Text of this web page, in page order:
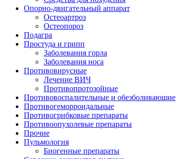
Опорно-двигательный аппарат
Остеоартроз
Остеопороз
Подагра
Простуда и грипп
Заболевания горла
Заболевания носа
Противовирусные
Лечение ВИЧ
Противопротозойные
Противовоспалительные и обезболивающие
Противогеморроидальные
Противогрибковые препараты
Противоопухолевые препараты
Прочие
Пульмология
Биогенные препараты